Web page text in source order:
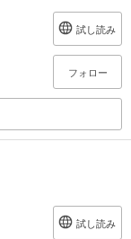
試し読み
フォロー
試し読み